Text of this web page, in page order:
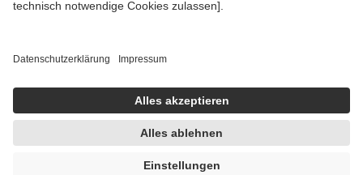
getroffen, um sicherzustellen, dass es sich um echte Bewertungen
https://help.etrusted.com/hc/de/articles/4419944605341
Einige Bilder und Inhalte wurden unter Zuhilfenahme künstlicher